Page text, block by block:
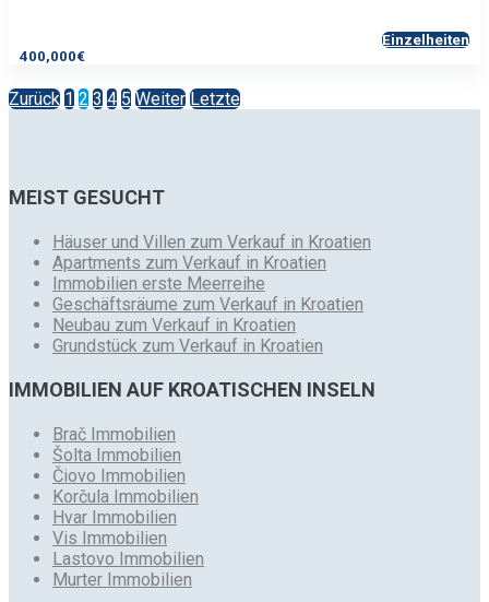
400,000€
Einzelheiten
Zurück 1 2 3 4 5 Weiter Letzte
MEIST GESUCHT
Häuser und Villen zum Verkauf in Kroatien
Apartments zum Verkauf in Kroatien
Immobilien erste Meerreihe
Geschäftsräume zum Verkauf in Kroatien
Neubau zum Verkauf in Kroatien
Grundstück zum Verkauf in Kroatien
IMMOBILIEN AUF KROATISCHEN INSELN
Brač Immobilien
Šolta Immobilien
Čiovo Immobilien
Korčula Immobilien
Hvar Immobilien
Vis Immobilien
Lastovo Immobilien
Murter Immobilien